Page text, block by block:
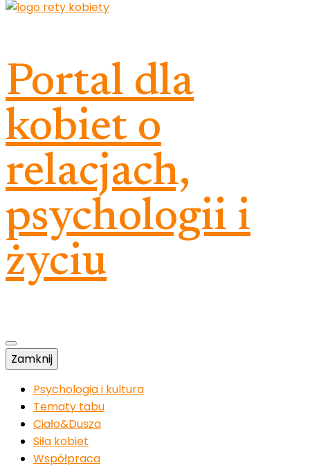
Portal dla
kobiet o
relacjach,
psychologii i
życiu
Zamknij
Psychologia i kultura
Tematy tabu
Ciało&Dusza
Siła kobiet
Współpraca